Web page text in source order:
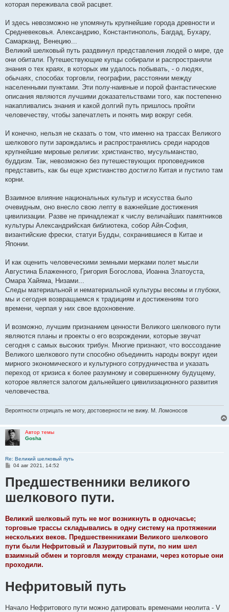
которая переживала свой расцвет.
И здесь невозможно не упомянуть крупнейшие города древности и
Средневековья. Александрию, Константинополь, Багдад, Бухару,
Самарканд, Венецию...
Великий шелковый путь раздвинул представления людей о мире, где
они обитали. Путешествующие купцы собирали и распространяли
знания о тех краях, в которых им удалось побывать, - о людях,
обычаях, способах торговли, географии, расстоянии между
населенными пунктами. Эти полу-наивные и порой фантастические
описания являются лучшими доказательствами того, как постепенно
накапливались знания и какой долгий путь пришлось пройти
человечеству, чтобы запечатлеть и понять мир вокруг себя.
И конечно, нельзя не сказать о том, что именно на трассах Великого
шелкового пути зарождались и распространялись среди народов
крупнейшие мировые религии: христианство, мусульманство,
буддизм. Так, невозможно без путешествующих проповедников
представить, как бы еще христианство достигло Китая и пустило там
корни.
Взаимное влияние национальных культур и искусства было
очевидным, оно внесло свою лепту в важнейшие достижения
цивилизации. Разве не принадлежат к числу величайших памятников
культуры Александрийская библиотека, собор Айя-София,
византийские фрески, статуи Будды, сохранившиеся в Китае и
Японии.
И как оценить человеческими земными мерками полет мысли
Августина Блаженного, Григория Богослова, Иоанна Златоуста,
Омара Хайяма, Низами...
Следы материальной и нематериальной культуры весомы и глубоки,
мы и сегодня возвращаемся к традициям и достижениям того
времени, черпая у них свое вдохновение.
И возможно, лучшим признанием ценности Великого шелкового пути
являются планы и проекты о его возрождении, которые звучат
сегодня с самых высоких трибун. Многие признают, что воссоздание
Великого шелкового пути способно объединить народы вокруг идеи
мирного экономического и культурного сотрудничества и указать
переход от кризиса к более разумному и совершенному будущему,
которое является залогом дальнейшего цивилизационного развития
человечества.
Вероятности отрицать не могу, достоверности не вижу. М. Ломоносов
Автор темы
Gosha
Re: Великий шелковый путь
С
о
е
н
04 авг 2021, 14:52
Предшественники великого
шелкового пути.
Великий шелковый путь не мог возникнуть в одночасье;
торговые трассы складывались в одну систему на протяжении
нескольких веков. Предшественниками Великого шелкового
пути были Нефритовый и Лазуритовый пути, по ним шел
взаимный обмен и торговля между странами, через которые они
проходили.
Нефритовый путь
Начало Нефритового пути можно датировать временами неолита - V